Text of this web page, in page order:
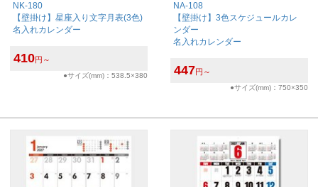
NK-180
【壁掛け】星座入り文字月表(3色)
名入れカレンダー
410円～
●サイズ(mm)：538.5×380
NA-108
【壁掛け】3色スケジュールカレ
ンダー
名入れカレンダー
447円～
●サイズ(mm)：750×350